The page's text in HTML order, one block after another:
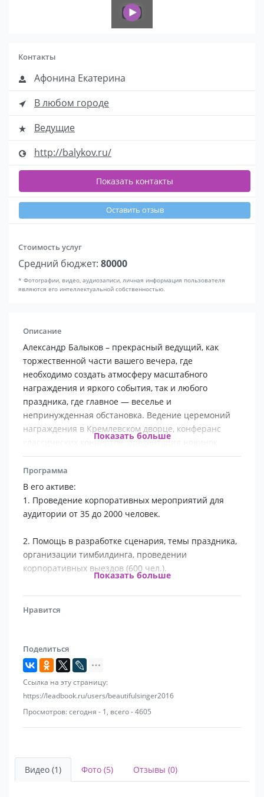
Контакты
Афонина Екатерина
В любом городе
Ведущие
http://balykov.ru/
Показать контакты
Оставить отзыв
Стоимость услуг
Средний бюджет: 80000
* Фотографии, видео, аудиозаписи, личная информация пользователя
являются его интеллектуальной собственностью.
Описание
Александр Балыков – прекрасный ведущий, как
торжественной части вашего вечера, где
необходимо создать атмосферу масштабного
награждения и яркого события, так и любого
праздника, где главное — веселье и
непринужденная обстановка. Ведение церемоний
награждения в Кремлевском дворце, конферанс
классических концертов, презентация новинок
популярных брендов никогда не мешало
креативному подходу проведения вашего юбилея,
свадьбы и тематического корпоративного вечера.
Показать больше
Программа
В его активе:
1. Проведение корпоративных мероприятий для
аудитории от 35 до 2000 человек.
2. Помощь в разработке сценария, темы праздника,
организации тимбилдинга, проведении
корпоративных выездов (600 чел.).
3. Ведение международных мероприятий с
переводчиком (официальная и неофициальная
5. Ведение телевизионных концертов, активное
участие в ток-шоу на самые острые темы.
6. Помощь в организации свадьбы "под ключ",
помощь при выборе фото / видеографов,
декораторов.
7. Новогодние и корпоративные вечеринки в таких
компаниях, как:
Показать больше
Нравится
Поделиться
Ссылка на эту страницу:
https://leadbook.ru/users/beautifulsinger2016
Просмотров: сегодня - 1, всего - 4605
Видео (1) Фото (5) Отзывы (0)